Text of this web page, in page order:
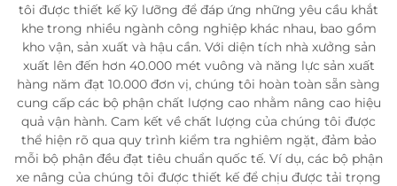
tôi được thiết kế kỹ lưỡng để đáp ứng những yêu cầu khắt
khe trong nhiều ngành công nghiệp khác nhau, bao gồm
kho vận, sản xuất và hậu cần. Với diện tích nhà xưởng sản
xuất lên đến hơn 40.000 mét vuông và năng lực sản xuất
hàng năm đạt 10.000 đơn vị, chúng tôi hoàn toàn sẵn sàng
cung cấp các bộ phận chất lượng cao nhằm nâng cao hiệu
quả vận hành. Cam kết về chất lượng của chúng tôi được
thể hiện rõ qua quy trình kiểm tra nghiêm ngặt, đảm bảo
mỗi bộ phận đều đạt tiêu chuẩn quốc tế. Ví dụ, các bộ phận
xe nâng của chúng tôi được thiết kế để chịu được tải trọng